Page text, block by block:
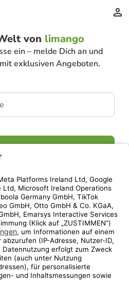
von limango
ein – melde Dich an und
exklusiven Angeboten.
AGBDatenschutzCompliance
ImpressumHelp Center